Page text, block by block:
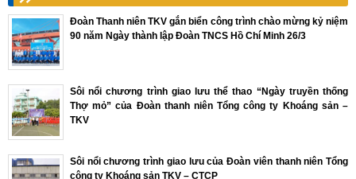
Đoàn Thanh niên TKV gắn biển công trình chào mừng kỷ niệm
90 năm Ngày thành lập Đoàn TNCS Hồ Chí Minh 26/3
Sôi nổi chương trình giao lưu thể thao “Ngày truyền thống
Thợ mỏ” của Đoàn thanh niên Tổng công ty Khoáng sản –
TKV
Sôi nổi chương trình giao lưu của Đoàn viên thanh niên Tổng
công ty Khoáng sản TKV – CTCP